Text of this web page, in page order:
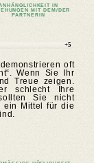
IN
MIT DEM/DER
PARTNERIN
+5
oft
Wenn Sie Ihr
Treue zeigen.
schlecht Ihre
Sie nicht
ein Mittel für die